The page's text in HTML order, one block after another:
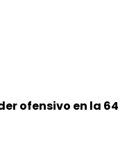
ofensivo en la 64